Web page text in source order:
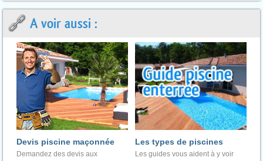
A voir aussi :
Devis piscine maçonnée
Demandez des devis aux
Les types de piscines
Les guides vous aident à y voir